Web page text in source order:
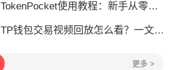
TokenPocket使用教程：新手从零学会钱包操作
TP钱包交易视频回放怎么看？一文教你轻松找回
更多 >